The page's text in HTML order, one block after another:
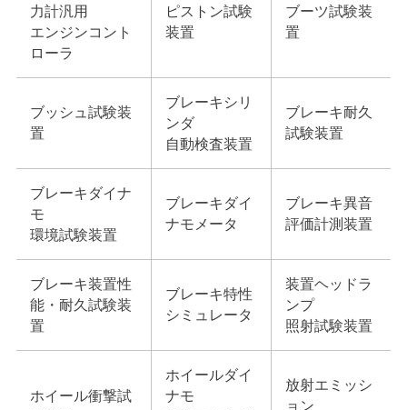
力計汎用
エンジンコント
ローラ
ピストン試験
装置
ブーツ試験装
置
ブッシュ試験装
置
ブレーキシリ
ンダ
自動検査装置
ブレーキ耐久
試験装置
ブレーキダイナ
モ
環境試験装置
ブレーキダイ
ナモメータ
ブレーキ異音
評価計測装置
ブレーキ装置性
能・耐久試験装
置
ブレーキ特性
シミュレータ
装置ヘッドラ
ンプ
照射試験装置
ホイール衝撃試
ホイールダイ
ナモ
放射エミッシ
ョン